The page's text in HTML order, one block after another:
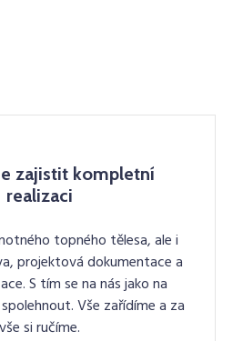
zajistit kompletní
realizaci
topného tělesa, ale i
projektová dokumentace a
S tím se na nás jako na
Vše zařídíme a za
vše si ručíme.